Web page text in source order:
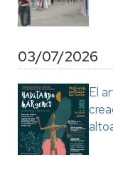
03/07/2026
El